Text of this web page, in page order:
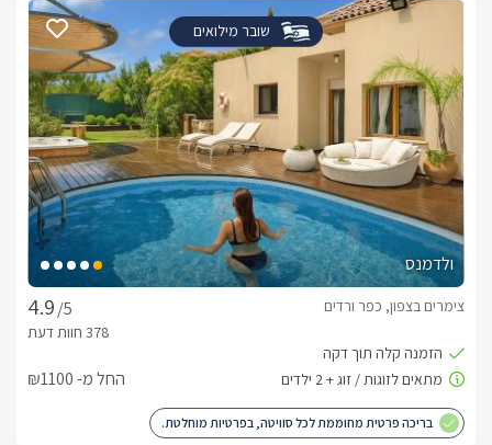
שובר מילואים
ולדמנס
/5
צימרים בצפון, כפר ורדים
החל מ- ₪1100
בריכה פרטית מחוממת לכל סוויטה, בפרטיות מוחלטת.